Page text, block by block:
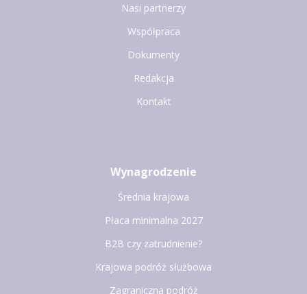
Nasi partnerzy
Współpraca
Dokumenty
Redakcja
Kontakt
Wynagrodzenie
Średnia krajowa
Płaca minimalna 2027
B2B czy zatrudnienie?
Krajowa podróż służbowa
Zagraniczna podróż